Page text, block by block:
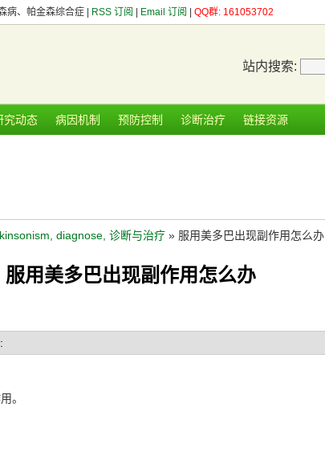
病、帕金森综合症 | RSS 订阅 Email 订阅 QQ群: 161053702
站内搜索:
究动态 病因机制 预防控制 诊断治疗 链接资源
diagnose, 诊断与治疗 » 服用美多巴出现副作用怎么办
服用美多巴出现副作用怎么办
。